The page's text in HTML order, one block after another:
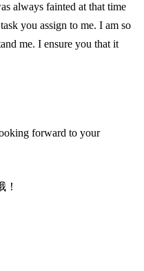
always fainted at that time
you assign to me. I am so
me. I ensure you that it
forward to your